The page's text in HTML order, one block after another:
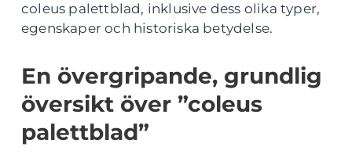
coleus palettblad, inklusive dess olika typer,
egenskaper och historiska betydelse.
En övergripande, grundlig
översikt över ”coleus
palettblad”